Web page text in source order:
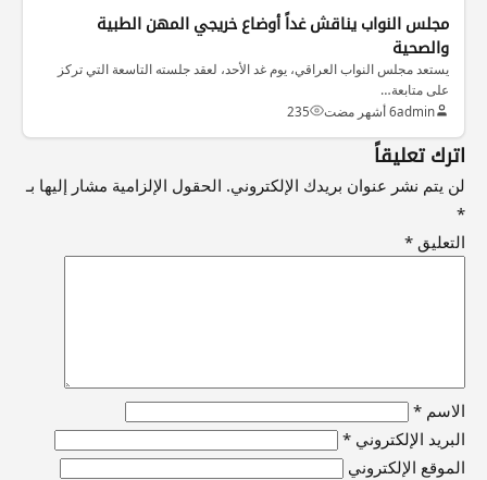
مجلس النواب يناقش غداً أوضاع خريجي المهن الطبية
والصحية
يستعد مجلس النواب العراقي، يوم غد الأحد، لعقد جلسته التاسعة التي تركز
على متابعة…
admin6 أشهر مضت 235
اترك تعليقاً
لن يتم نشر عنوان بريدك الإلكتروني. الحقول الإلزامية مشار إليها بـ
*
التعليق *
الاسم *
البريد الإلكتروني *
الموقع الإلكتروني